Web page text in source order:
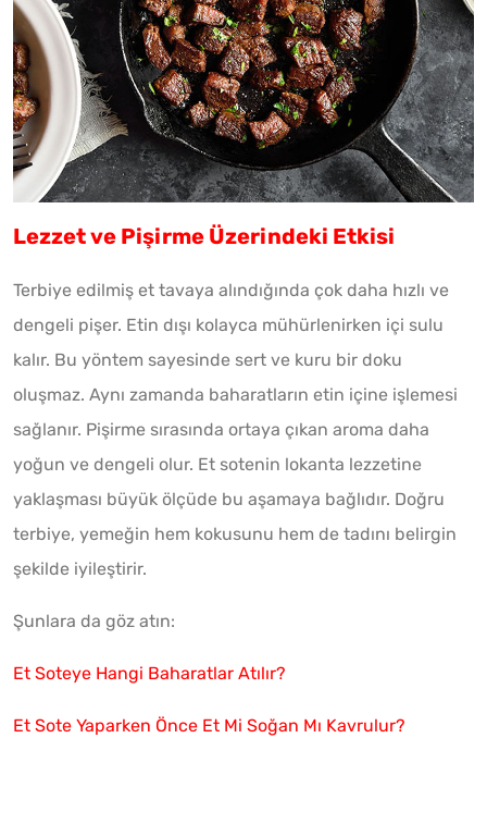
Lezzet ve Pişirme Üzerindeki Etkisi
Terbiye edilmiş et tavaya alındığında çok daha hızlı ve
dengeli pişer. Etin dışı kolayca mühürlenirken içi sulu
kalır. Bu yöntem sayesinde sert ve kuru bir doku
oluşmaz. Aynı zamanda baharatların etin içine işlemesi
sağlanır. Pişirme sırasında ortaya çıkan aroma daha
yoğun ve dengeli olur. Et sotenin lokanta lezzetine
yaklaşması büyük ölçüde bu aşamaya bağlıdır. Doğru
terbiye, yemeğin hem kokusunu hem de tadını belirgin
şekilde iyileştirir.
Şunlara da göz atın:
Et Soteye Hangi Baharatlar Atılır?
Et Sote Yaparken Önce Et Mi Soğan Mı Kavrulur?